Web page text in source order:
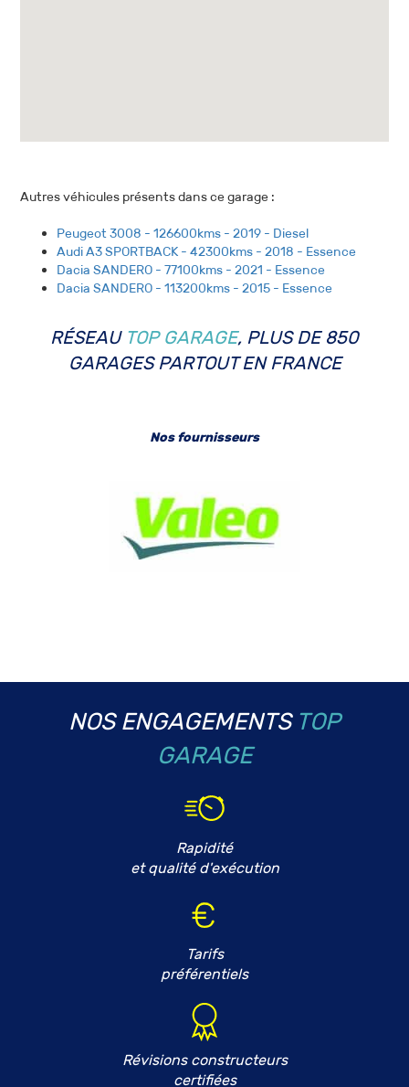
Autres véhicules présents dans ce garage :
Peugeot 3008 - 126600kms - 2019 - Diesel
Audi A3 SPORTBACK - 42300kms - 2018 - Essence
Dacia SANDERO - 77100kms - 2021 - Essence
Dacia SANDERO - 113200kms - 2015 - Essence
RÉSEAU TOP GARAGE, PLUS DE 850
GARAGES PARTOUT EN FRANCE
Nos fournisseurs
NOS ENGAGEMENTS TOP
GARAGE
Rapidité
et qualité d'exécution
Tarifs
préférentiels
Révisions constructeurs
certifiées